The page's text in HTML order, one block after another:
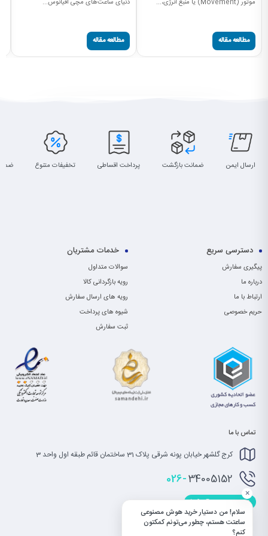
موتور (Movement) یا منبع انرژی،...
مطالعه مقاله
دنیای ساعت‌های مچی اقیانوس...
مطالعه مقاله
ارسال ایمن ضمانت بازگشت پرداخت اقساطی تخفیفات متنوع
دسترسی سریع
پیگیری سفارش
درباره ما
ارتباط با ما
حریم خصوصی
خدمات مشتریان
سوالات متداول
رویه بازگردانی کالا
رویه های ارسال سفارش
شیوه های پرداخت
ثبت سفارش
تماس با ما
کرج گلشهر خیابان پونه شرقی پلاک 31 ساختمان قائم طبقه اول واحد 3
026-34005152
info@saatet.com
سلام! من دستیار خرید هوش مصنوعی
ساعتت هستم، چطور می‌تونم کمکتون
کنم؟
×